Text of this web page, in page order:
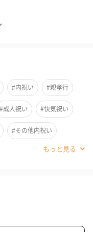
ミリア＜AL3＞
#内祝い #親孝行
#成人祝い #快気祝い
#その他内祝い
#米寿祝い